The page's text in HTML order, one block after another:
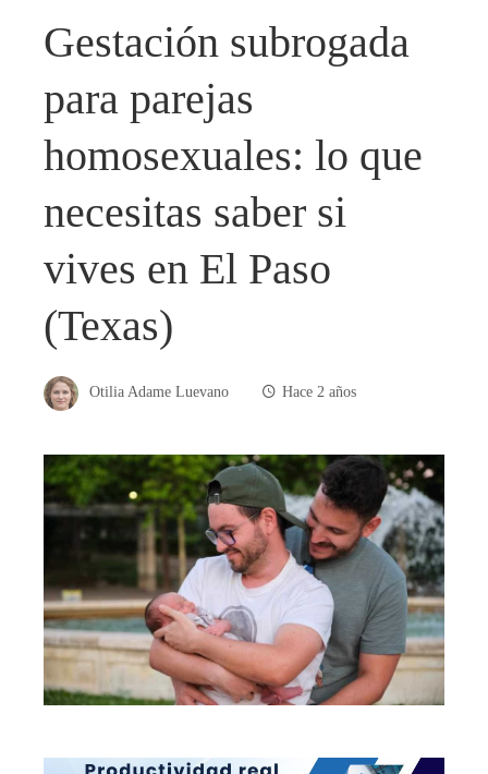
Gestación subrogada
para parejas
homosexuales: lo que
necesitas saber si
vives en El Paso
(Texas)
Otilia Adame Luevano Hace 2 años